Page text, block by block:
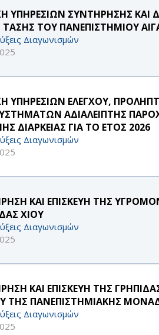
ΥΠΗΡΕΣΙΩΝ ΣΥΝΤΗΡΗΣΗΣ ΚΑΙ
ΤΟΥ ΠΑΝΕΠΙΣΤΗΜΙΟΥ
Διαγωνισμών
ΥΠΗΡΕΣΙΩΝ ΕΛΕΓΧΟΥ,
ΑΔΙΑΛΕΙΠΤΗΣ
ΔΙΑΡΚΕΙΑΣ ΓΙΑ ΤΟ ΕΤΟΣ 2026
Διαγωνισμών
ΚΑΙ ΕΠΙΣΚΕΥΗ ΤΗΣ
ΧΙΟΥ
Διαγωνισμών
ΚΑΙ ΕΠΙΣΚΕΥΗ ΤΗΣ
ΤΗΣ ΠΑΝΕΠΙΣΤΗΜΙΑΚΗΣ
Διαγωνισμών